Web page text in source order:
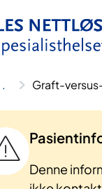
. Graft-
Denne